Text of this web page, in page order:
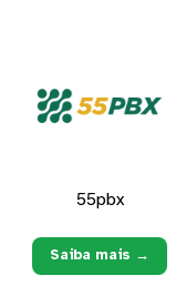
55pbx
Saiba mais →